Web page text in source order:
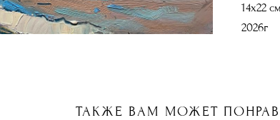
14х22 см
2026г
ТАКЖЕ ВАМ МОЖЕТ